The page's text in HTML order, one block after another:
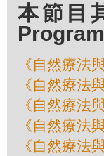
本節目
Program
《自然療法
《自然療法
《自然療法
《自然療法
《自然療法